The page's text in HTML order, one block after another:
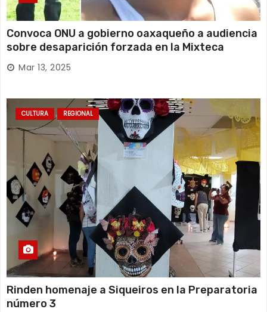
Convoca ONU a gobierno oaxaqueño a audiencia
sobre desaparición forzada en la Mixteca
Mar 13, 2025
CULTURA REGIONAL
Rinden homenaje a Siqueiros en la Preparatoria
número 3